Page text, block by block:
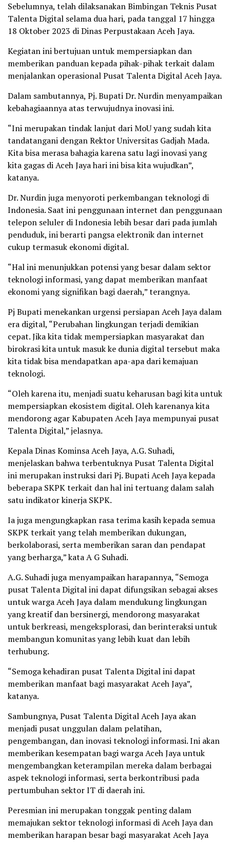
Sebelumnya, telah dilaksanakan Bimbingan Teknis Pusat
Talenta Digital selama dua hari, pada tanggal 17 hingga
18 Oktober 2023 di Dinas Perpustakaan Aceh Jaya.
Kegiatan ini bertujuan untuk mempersiapkan dan
memberikan panduan kepada pihak-pihak terkait dalam
menjalankan operasional Pusat Talenta Digital Aceh Jaya.
Dalam sambutannya, Pj. Bupati Dr. Nurdin menyampaikan
kebahagiaannya atas terwujudnya inovasi ini.
“Ini merupakan tindak lanjut dari MoU yang sudah kita
tandatangani dengan Rektor Universitas Gadjah Mada.
Kita bisa merasa bahagia karena satu lagi inovasi yang
kita gagas di Aceh Jaya hari ini bisa kita wujudkan”,
katanya.
Dr. Nurdin juga menyoroti perkembangan teknologi di
Indonesia. Saat ini penggunaan internet dan penggunaan
telepon seluler di Indonesia lebih besar dari pada jumlah
penduduk, ini berarti pangsa elektronik dan internet
cukup termasuk ekonomi digital.
“Hal ini menunjukkan potensi yang besar dalam sektor
teknologi informasi, yang dapat memberikan manfaat
ekonomi yang signifikan bagi daerah,” terangnya.
Pj Bupati menekankan urgensi persiapan Aceh Jaya dalam
era digital, “Perubahan lingkungan terjadi demikian
cepat. Jika kita tidak mempersiapkan masyarakat dan
birokrasi kita untuk masuk ke dunia digital tersebut maka
kita tidak bisa mendapatkan apa-apa dari kemajuan
teknologi.
“Oleh karena itu, menjadi suatu keharusan bagi kita untuk
mempersiapkan ekosistem digital. Oleh karenanya kita
mendorong agar Kabupaten Aceh Jaya mempunyai pusat
Talenta Digital,” jelasnya.
Kepala Dinas Kominsa Aceh Jaya, A.G. Suhadi,
menjelaskan bahwa terbentuknya Pusat Talenta Digital
ini merupakan instruksi dari Pj. Bupati Aceh Jaya kepada
beberapa SKPK terkait dan hal ini tertuang dalam salah
satu indikator kinerja SKPK.
Ia juga mengungkapkan rasa terima kasih kepada semua
SKPK terkait yang telah memberikan dukungan,
berkolaborasi, serta memberikan saran dan pendapat
yang berharga,” kata A G Suhadi.
A.G. Suhadi juga menyampaikan harapannya, “Semoga
pusat Talenta Digital ini dapat difungsikan sebagai akses
untuk warga Aceh Jaya dalam mendukung lingkungan
yang kreatif dan bersinergi, mendorong masyarakat
untuk berkreasi, mengeksplorasi, dan berinteraksi untuk
membangun komunitas yang lebih kuat dan lebih
terhubung.
“Semoga kehadiran pusat Talenta Digital ini dapat
memberikan manfaat bagi masyarakat Aceh Jaya”,
katanya.
Sambungnya, Pusat Talenta Digital Aceh Jaya akan
menjadi pusat unggulan dalam pelatihan,
pengembangan, dan inovasi teknologi informasi. Ini akan
memberikan kesempatan bagi warga Aceh Jaya untuk
mengembangkan keterampilan mereka dalam berbagai
aspek teknologi informasi, serta berkontribusi pada
pertumbuhan sektor IT di daerah ini.
Peresmian ini merupakan tonggak penting dalam
memajukan sektor teknologi informasi di Aceh Jaya dan
memberikan harapan besar bagi masyarakat Aceh Jaya